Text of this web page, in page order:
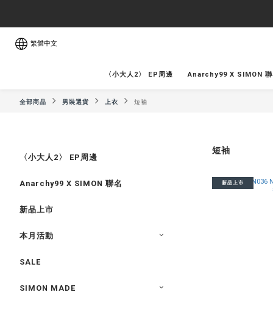
繁體中文
〈小大人2〉 EP周邊 Anarchy99 X SIMON 聯
全部商品 男裝選貨 上衣 短袖
〈小大人2〉 EP周邊
Anarchy99 X SIMON 聯名
新品上市
本月活動
SALE
SIMON MADE
短袖
新品上市